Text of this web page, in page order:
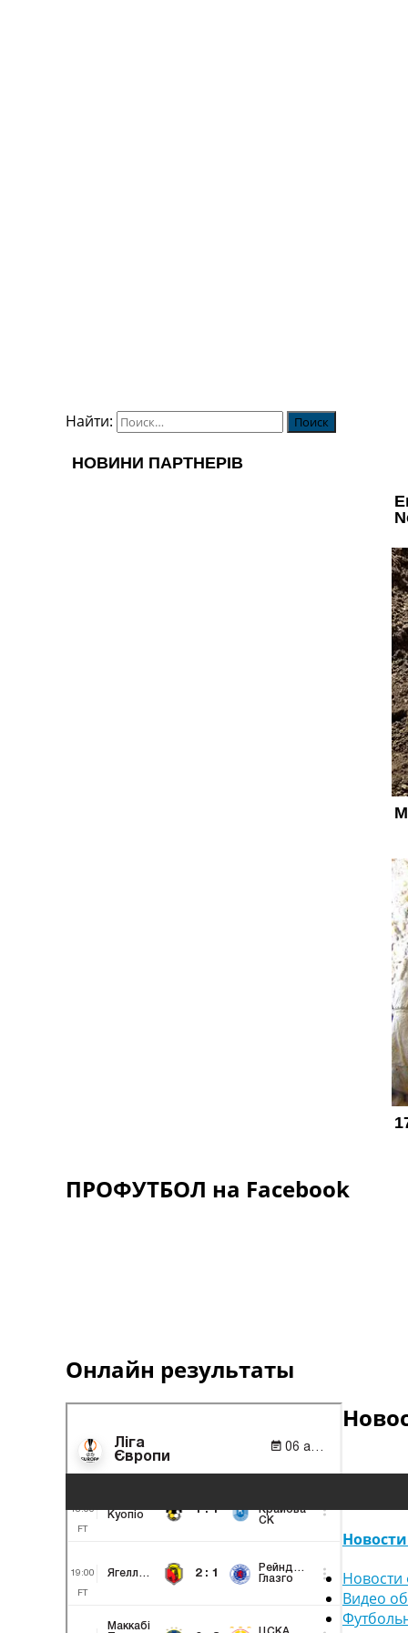
Найти:
ПРОФУТБОЛ на Facebook
Онлайн результаты
Новости
Видео